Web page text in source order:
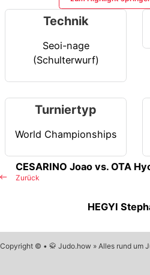
Technik
Seoi-nage
(Schulterwurf)
Turniertyp
World Championships
Zurück
CESARINO Joao vs. OTA
HEGYI
Copyright © • 🥋 Judo.how » Alles rund um